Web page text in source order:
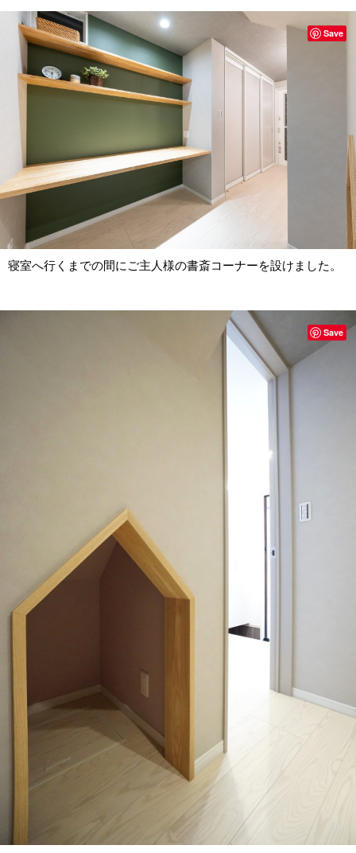
寝室へ行くまでの間にご主人様の書斎コーナーを設けました。
Save
Save